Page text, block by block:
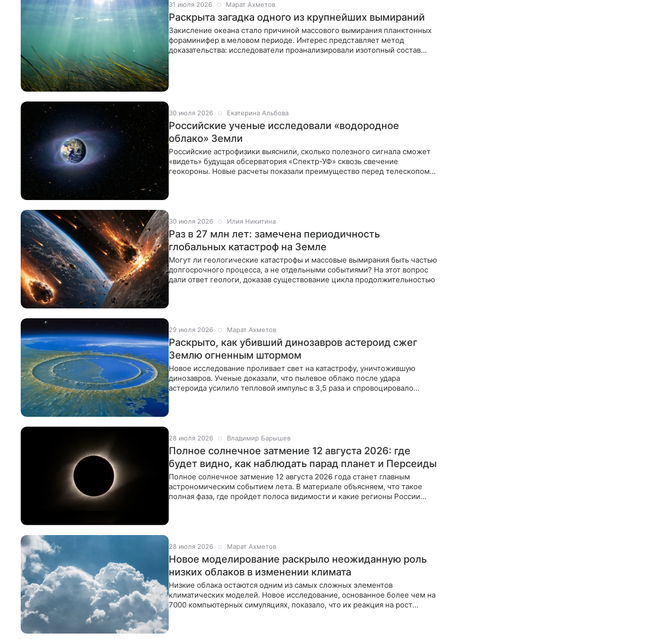
31 июля 2026 Марат Ахметов
Раскрыта загадка одного из крупнейших вымираний
Закисление океана стало причиной массового вымирания планктонных
фораминифер в меловом периоде. Интерес представляет метод
доказательства: исследователи проанализировали изотопный состав
30 июля 2026 Екатерина Альбова
Российские ученые исследовали «водородное
облако» Земли
Российские астрофизики выяснили, сколько полезного сигнала сможет
«видеть» будущая обсерватория «Спектр-УФ» сквозь свечение
геокороны. Новые расчеты показали преимущество перед телескопом
30 июля 2026 Илия Никитина
Раз в 27 млн лет: замечена периодичность
глобальных катастроф на Земле
Могут ли геологические катастрофы и массовые вымирания быть частью
долгосрочного процесса, а не отдельными событиями? На этот вопрос
дали ответ геологи, доказав существование цикла продолжительностью
29 июля 2026 Марат Ахметов
Раскрыто, как убивший динозавров астероид сжег
Землю огненным штормом
Новое исследование проливает свет на катастрофу, уничтожившую
динозавров. Ученые доказали, что пылевое облако после удара
астероида усилило тепловой импульс в 3,5 раза и спровоцировало
28 июля 2026 Владимир Барышев
Полное солнечное затмение 12 августа 2026: где
будет видно, как наблюдать парад планет и Персеиды
Полное солнечное затмение 12 августа 2026 года станет главным
астрономическим событием лета. В материале объясняем, что такое
полная фаза, где пройдет полоса видимости и какие регионы России
28 июля 2026 Марат Ахметов
Новое моделирование раскрыло неожиданную роль
низких облаков в изменении климата
Низкие облака остаются одним из самых сложных элементов
климатических моделей. Новое исследование, основанное более чем на
7000 компьютерных симуляциях, показало, что их реакция на рост